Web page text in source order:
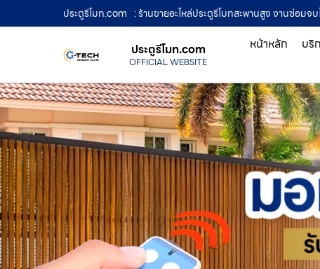
ประตูรีโมท.com : ร้านขายอะไหล่ประตูรีโมทสะพานสูง งานซ่อม
ประตูรีโมท.com
OFFICIAL WEBSITE
หน้าหลัก บริ